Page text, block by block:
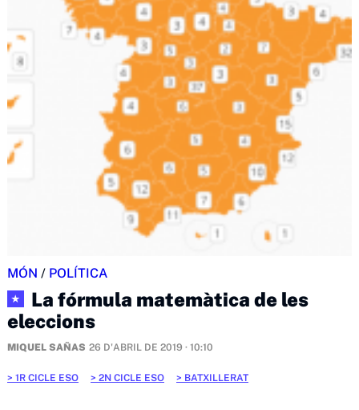
MÓN / POLÍTICA
★
La fórmula matemàtica de les
eleccions
MIQUEL SAÑAS 26 D'ABRIL DE 2019 · 10:10
1R CICLE ESO 2N CICLE ESO BATXILLERAT